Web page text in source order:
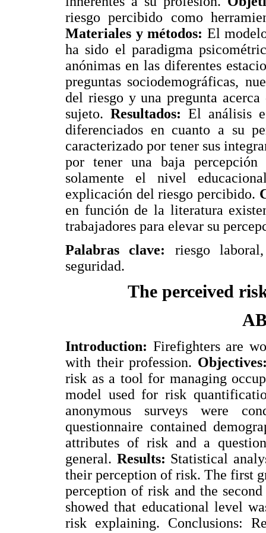
riesgo percibido como
Materiales y métodos: El
ha sido el paradigma
anónimas en las diferentes
preguntas sociodemográficas,
del riesgo y una pregunta
sujeto. Resultados: El análisis
diferenciados en cuanto a su
caracterizado por tener sus
por tener una baja
solamente el nivel
explicación del riesgo percibido.
en función de la literatura
trabajadores para elevar su
Palabras clave: riesgo
seguridad.
The perceived
Introduction: Firefighters are
with their profession.
risk as a tool for managing
model used for risk
anonymous surveys were
questionnaire contained
attributes of risk and a
general. Results: Statistical
their perception of risk. The first
perception of risk and the
showed that educational level
risk explaining. Conclusions: